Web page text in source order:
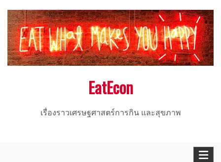
Skip
content
EatEcon
เรื่องราวเศรษฐศาสตร์การกิน และสุขภาพ